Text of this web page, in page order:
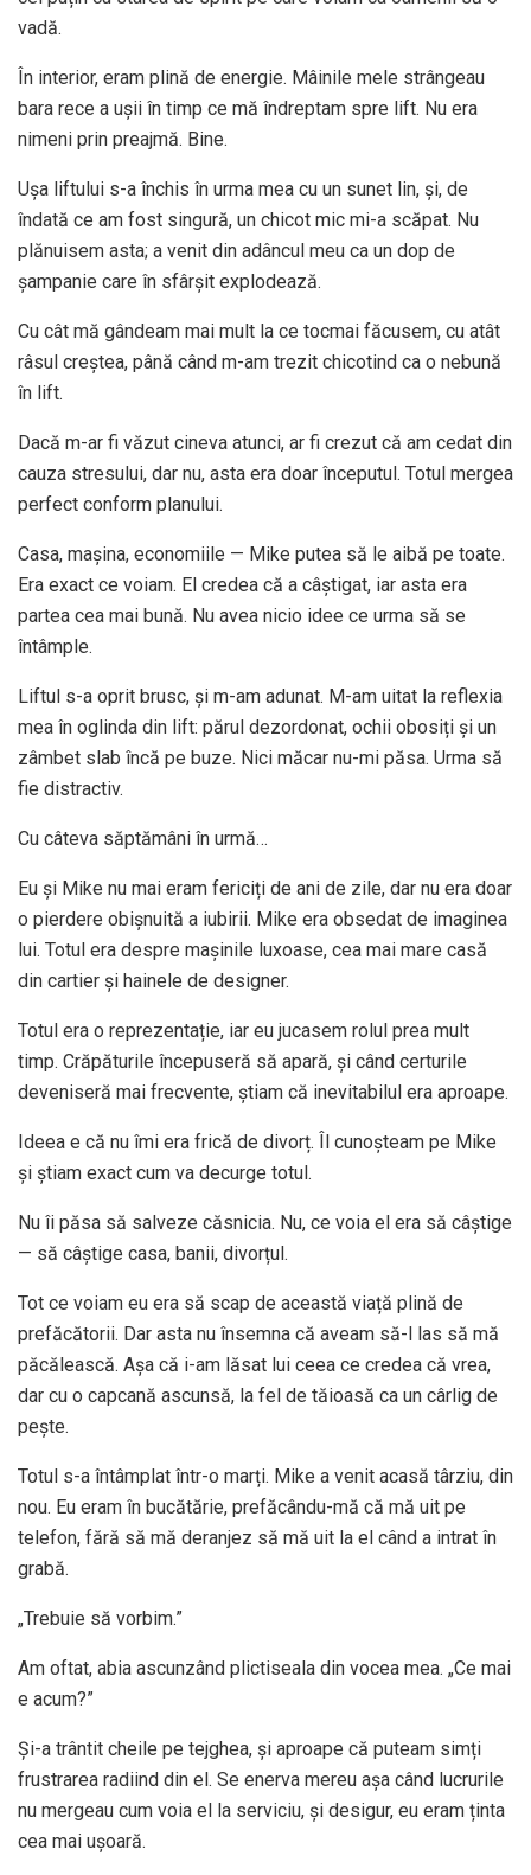
vadă.
În interior, eram plină de energie. Mâinile mele strângeau
bara rece a ușii în timp ce mă îndreptam spre lift. Nu era
nimeni prin preajmă. Bine.
Ușa liftului s-a închis în urma mea cu un sunet lin, și, de
îndată ce am fost singură, un chicot mic mi-a scăpat. Nu
plănuisem asta; a venit din adâncul meu ca un dop de
șampanie care în sfârșit explodează.
Cu cât mă gândeam mai mult la ce tocmai făcusem, cu atât
râsul creștea, până când m-am trezit chicotind ca o nebună
în lift.
Dacă m-ar fi văzut cineva atunci, ar fi crezut că am cedat din
cauza stresului, dar nu, asta era doar începutul. Totul mergea
perfect conform planului.
Casa, mașina, economiile — Mike putea să le aibă pe toate.
Era exact ce voiam. El credea că a câștigat, iar asta era
partea cea mai bună. Nu avea nicio idee ce urma să se
întâmple.
Liftul s-a oprit brusc, și m-am adunat. M-am uitat la reflexia
mea în oglinda din lift: părul dezordonat, ochii obosiți și un
zâmbet slab încă pe buze. Nici măcar nu-mi păsa. Urma să
fie distractiv.
Cu câteva săptămâni în urmă…
Eu și Mike nu mai eram fericiți de ani de zile, dar nu era doar
o pierdere obișnuită a iubirii. Mike era obsedat de imaginea
lui. Totul era despre mașinile luxoase, cea mai mare casă
din cartier și hainele de designer.
Totul era o reprezentație, iar eu jucasem rolul prea mult
timp. Crăpăturile începuseră să apară, și când certurile
deveniseră mai frecvente, știam că inevitabilul era aproape.
Ideea e că nu îmi era frică de divorț. Îl cunoșteam pe Mike
și știam exact cum va decurge totul.
Nu îi păsa să salveze căsnicia. Nu, ce voia el era să câștige
— să câștige casa, banii, divorțul.
Tot ce voiam eu era să scap de această viață plină de
prefăcătorii. Dar asta nu însemna că aveam să-l las să mă
păcălească. Așa că i-am lăsat lui ceea ce credea că vrea,
dar cu o capcană ascunsă, la fel de tăioasă ca un cârlig de
pește.
Totul s-a întâmplat într-o marți. Mike a venit acasă târziu, din
nou. Eu eram în bucătărie, prefăcându-mă că mă uit pe
telefon, fără să mă deranjez să mă uit la el când a intrat în
grabă.
„Trebuie să vorbim.”
Am oftat, abia ascunzând plictiseala din vocea mea. „Ce mai
e acum?”
Și-a trântit cheile pe tejghea, și aproape că puteam simți
frustrarea radiind din el. Se enerva mereu așa când lucrurile
nu mergeau cum voia el la serviciu, și desigur, eu eram ținta
cea mai ușoară.